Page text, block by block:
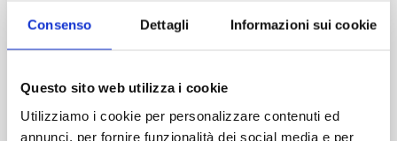
Consenso Dettagli Informazioni sui cookie
Questo sito web utilizza i cookie
Utilizziamo i cookie per personalizzare contenuti ed
annunci, per fornire funzionalità dei social media e per
Billets en ligne :réserve tes dégustations à
l’avance sur le site officiel pour éviter les files
Pourquoi choisir TDS Rent : les
avantages